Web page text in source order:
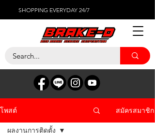
SHOPPING EVERYDAY 24/7
โพสต์ สมัครสมาชิก
ผลงานการติดตั้ง